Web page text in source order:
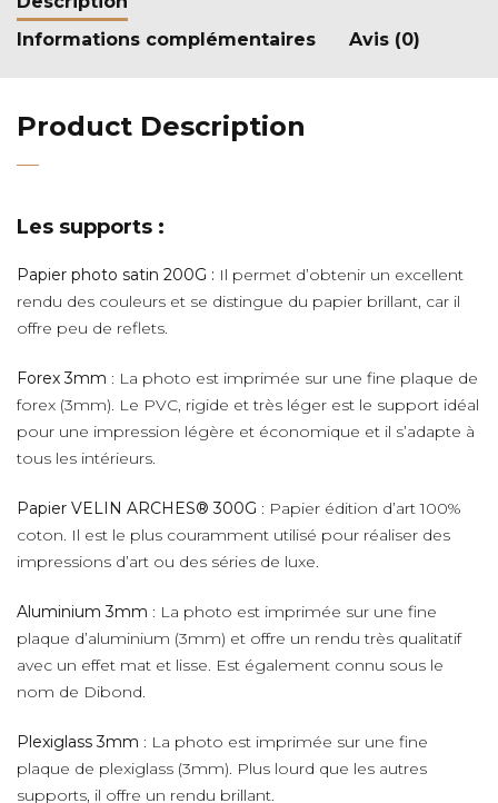
Informations complémentaires
Avis (0)
Product Description
Les supports :
Papier photo satin 200G : Il permet d’obtenir un excellent
rendu des couleurs et se distingue du papier brillant, car il
offre peu de reflets.
Forex 3mm : La photo est imprimée sur une fine plaque de
forex (3mm). Le PVC, rigide et très léger est le support idéal
pour une impression légère et économique et il s’adapte à
tous les intérieurs.
Papier VELIN ARCHES® 300G : Papier édition d’art 100%
coton. Il est le plus couramment utilisé pour réaliser des
impressions d’art ou des séries de luxe.
Aluminium 3mm : La photo est imprimée sur une fine
plaque d’aluminium (3mm) et offre un rendu très qualitatif
avec un effet mat et lisse. Est également connu sous le
nom de Dibond.
Plexiglass 3mm : La photo est imprimée sur une fine
plaque de plexiglass (3mm). Plus lourd que les autres
supports, il offre un rendu brillant.